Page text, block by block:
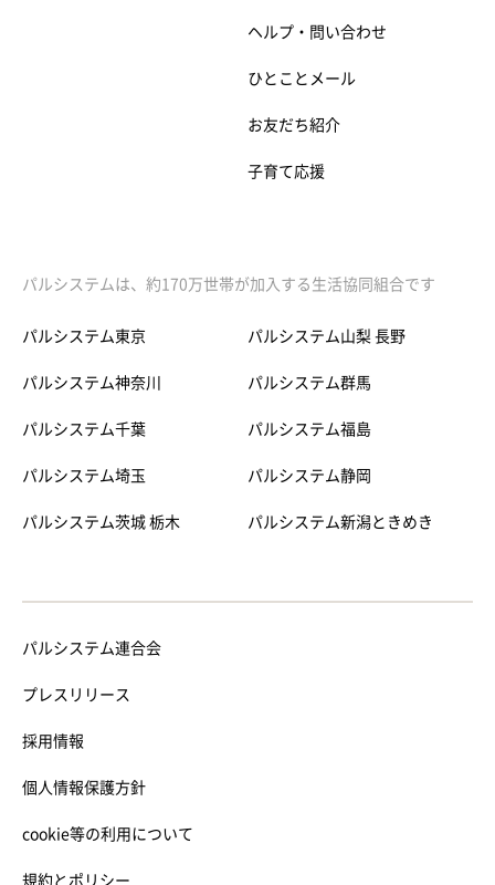
ヘルプ・問い合わせ
ひとことメール
お友だち紹介
子育て応援
パルシステムは、約170万世帯が加入する生活協同組合です
パルシステム東京
パルシステム神奈川
パルシステム千葉
パルシステム埼玉
パルシステム茨城 栃木
パルシステム山梨 長野
パルシステム群馬
パルシステム福島
パルシステム静岡
パルシステム新潟ときめき
パルシステム連合会
プレスリリース
採用情報
個人情報保護方針
cookie等の利用について
規約とポリシー